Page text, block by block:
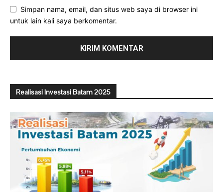
Simpan nama, email, dan situs web saya di browser ini
untuk lain kali saya berkomentar.
Realisasi Investasi Batam 2025